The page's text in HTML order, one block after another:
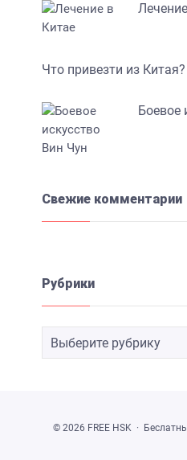
Что привезти из Китая?
Боевое
Свежие комментарии
Рубрики
© 2026 FREE HSK ·